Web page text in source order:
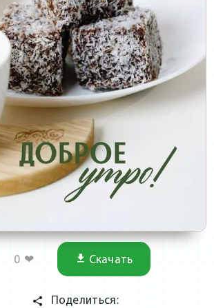
0 ❤ Скачать
Поделиться: